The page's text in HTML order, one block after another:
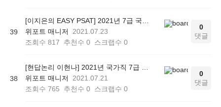
39
위포트 매니저
2021.07.23
조회수 817 추천수 0 스크랩수 0
0
댓글
38
위포트 매니저
2021.07.21
조회수 765 추천수 0 스크랩수 0
0
댓글